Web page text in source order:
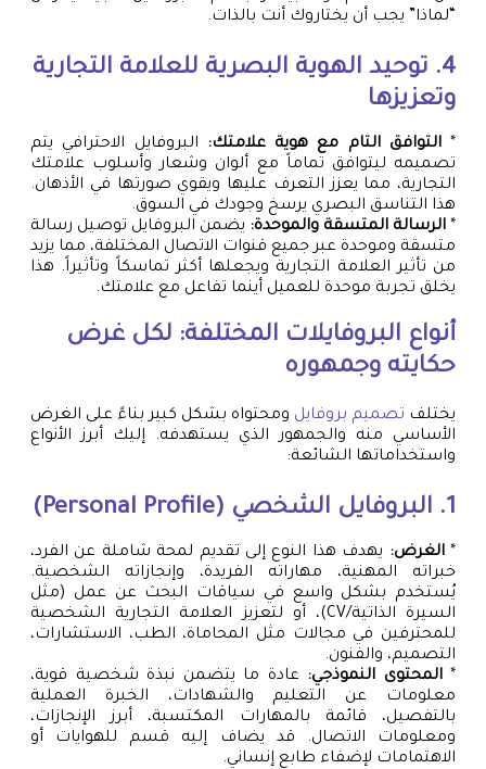
“لماذا” يجب أن يختاروك أنت بالذات.
4. توحيد الهوية البصرية للعلامة التجارية
وتعزيزها
*التوافق التام مع هوية علامتك:
البروفايل الاحترافي يتم
تصميمه ليتوافق تماماً مع ألوان وشعار وأسلوب علامتك
التجارية، مما يعزز التعرف عليها ويقوي صورتها في الأذهان.
هذا التناسق البصري يرسخ وجودك في السوق.
* الرسالة المتسقة والموحدة: يضمن البروفايل توصيل رسالة
متسقة وموحدة عبر جميع قنوات الاتصال المختلفة، مما يزيد
من تأثير العلامة التجارية ويجعلها أكثر تماسكاً وتأثيراً. هذا
يخلق تجربة موحدة للعميل أينما تفاعل مع علامتك.
أنواع البروفايلات المختلفة: لكل غرض
حكايته وجمهوره
يختلف تصميم بروفايل ومحتواه بشكل كبير بناءً على الغرض
الأساسي منه والجمهور الذي يستهدفه. إليك أبرز الأنواع
واستخداماتها الشائعة:
1. البروفايل الشخصي (Personal Profile)
*الغرض: يهدف هذا النوع إلى تقديم لمحة شاملة عن الفرد،
خبراته المهنية، مهاراته الفريدة، وإنجازاته الشخصية.
يُستخدم بشكل واسع في سياقات البحث عن عمل (مثل
السيرة الذاتية/CV)، أو لتعزيز العلامة التجارية الشخصية
للمحترفين في مجالات مثل المحاماة، الطب، الاستشارات،
التصميم، والفنون.
*المحتوى النموذجي:
عادة ما يتضمن نبذة شخصية قوية،
معلومات عن التعليم والشهادات، الخبرة العملية
بالتفصيل، قائمة بالمهارات المكتسبة، أبرز الإنجازات،
ومعلومات الاتصال. قد يضاف إليه قسم للهوايات أو
الاهتمامات لإضفاء طابع إنساني.